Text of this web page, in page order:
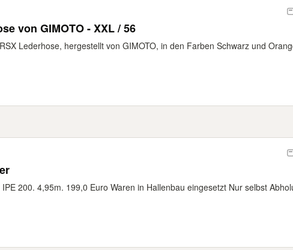
von GIMOTO - XXL / 56
Lederhose, hergestellt von GIMOTO, in den Farben Schwarz und
200. 4,95m. 199,0 Euro Waren in Hallenbau eingesetzt Nur selbst